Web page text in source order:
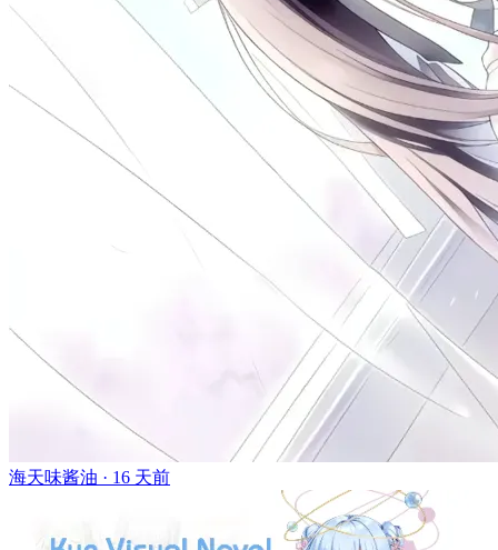
海天味酱油 · 16 天前